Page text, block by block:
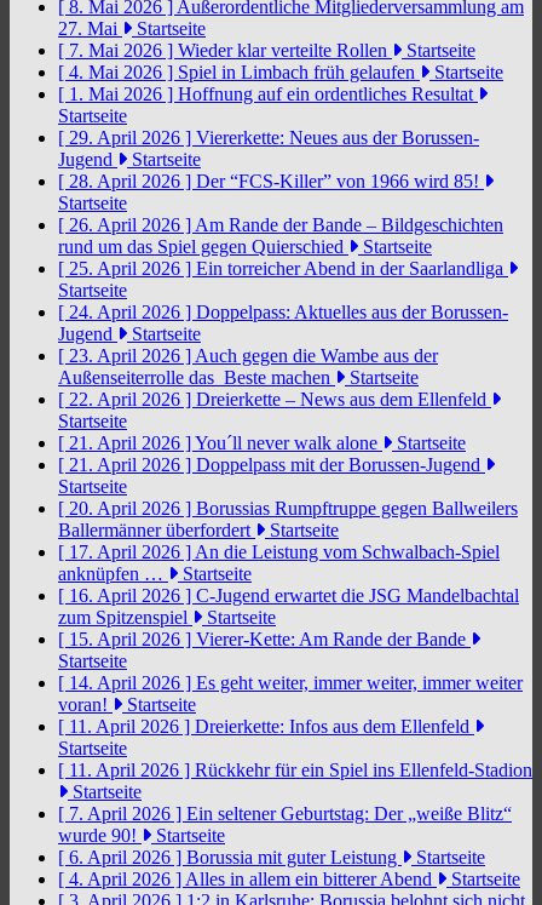
[ 8. Mai 2026 ] Außerordentliche Mitgliederversammlung am
27. Mai
Startseite
[ 7. Mai 2026 ] Wieder klar verteilte Rollen
Startseite
[ 4. Mai 2026 ] Spiel in Limbach früh gelaufen
Startseite
[ 1. Mai 2026 ] Hoffnung auf ein ordentliches Resultat
Startseite
[ 29. April 2026 ] Viererkette: Neues aus der Borussen-
Jugend
Startseite
[ 28. April 2026 ] Der “FCS-Killer” von 1966 wird 85!
Startseite
[ 26. April 2026 ] Am Rande der Bande – Bildgeschichten
rund um das Spiel gegen Quierschied
Startseite
[ 25. April 2026 ] Ein torreicher Abend in der Saarlandliga
Startseite
[ 24. April 2026 ] Doppelpass: Aktuelles aus der Borussen-
Jugend
Startseite
[ 23. April 2026 ] Auch gegen die Wambe aus der
Außenseiterrolle das Beste machen
Startseite
[ 22. April 2026 ] Dreierkette – News aus dem Ellenfeld
Startseite
[ 21. April 2026 ]You´ll never walk alone
Startseite
[ 21. April 2026 ] Doppelpass mit der Borussen-Jugend
Startseite
[ 20. April 2026 ] Borussias Rumpftruppe gegen Ballweilers
Ballermänner überfordert
Startseite
[ 17. April 2026 ] An die Leistung vom Schwalbach-Spiel
anknüpfen …
Startseite
[ 16. April 2026 ] C-Jugend erwartet die JSG Mandelbachtal
zum Spitzenspiel
Startseite
[ 15. April 2026 ] Vierer-Kette: Am Rande der Bande
Startseite
[ 14. April 2026 ] Es geht weiter, immer weiter, immer weiter
voran!
Startseite
[ 11. April 2026 ] Dreierkette: Infos aus dem Ellenfeld
Startseite
[ 11. April 2026 ] Rückkehr für ein Spiel ins Ellenfeld-Stadion
Startseite
[ 7. April 2026 ] Ein seltener Geburtstag: Der „weiße Blitz“
wurde 90!
Startseite
[ 6. April 2026 ] Borussia mit guter Leistung
Startseite
[ 4. April 2026 ] Alles in allem ein bitterer Abend
Startseite
[ 3. April 2026 ] 1:2 in Karlsruhe: Borussia belohnt sich nicht